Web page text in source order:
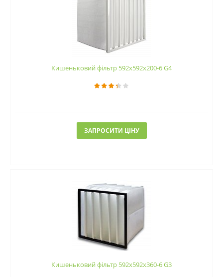
Кишеньковий фільтр 592х592х200-6 G4
ЗАПРОСИТИ ЦІНУ
Кишеньковий фільтр 592х592х360-6 G3